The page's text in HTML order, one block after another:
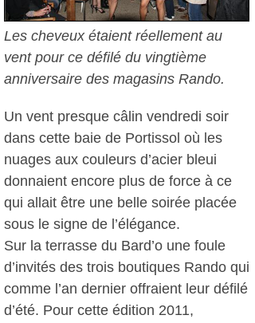
Les cheveux étaient réellement au
vent pour ce défilé du vingtième
anniversaire des magasins Rando.
Un vent presque câlin vendredi soir
dans cette baie de Portissol où les
nuages aux couleurs d’acier bleui
donnaient encore plus de force à ce
qui allait être une belle soirée placée
sous le signe de l’élégance.
Sur la terrasse du Bard’o une foule
d’invités des trois boutiques Rando qui
comme l’an dernier offraient leur défilé
d’été. Pour cette édition 2011,